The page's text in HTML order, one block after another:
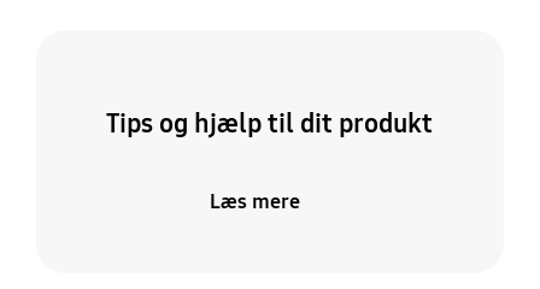
Tips og hjælp til dit produkt
Læs mere